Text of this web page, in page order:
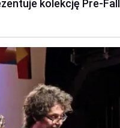
kolekcję Pre-